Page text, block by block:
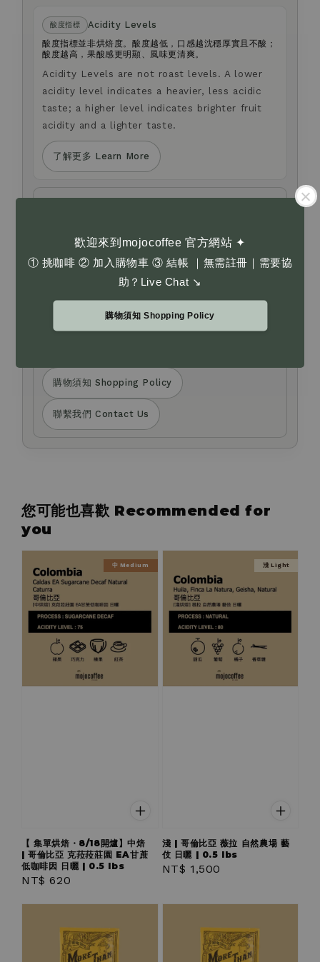
歡迎來到mojocoffee 官方網站 ✦
① 挑咖啡 ② 加入購物車 ③ 結帳 ｜無需註冊｜需要協
助？Live Chat ↘
購物須知 Shopping Policy
酸度指標
Acidity Levels
酸度指標並非烘焙度。酸度越低，口感越沈穩厚實且不酸；
酸度越高，果酸感更明顯、風味更清爽。
Acidity Levels are not roast levels. A lower
acidity level indicates a heavier, less acidic
taste; a higher level indicates brighter fruit
acidity and a lighter taste.
了解更多 Learn More
如您對商品選購，或有任何疑問，歡迎透過官網右下角
Live Chat 留言與我們聯繫。
We will never contact you by phone or SMS
to request changes to your payment method.
If you have any questions about product
selection or need assistance, please leave us
a message via the Live Chat at the bottom
購物須知 Shopping Policy
聯繫我們 Contact Us
您可能也喜歡 Recommended for
you
中 Medium
【 集單烘焙・8/18開爐】中焙
| 哥倫比亞 克菈菈莊園 EA甘蔗
低咖啡因 日曬 | 0.5 lbs
Regular
NT$ 620
淺 Light
淺 | 哥倫比亞 薇拉 自然農場 藝
伎 日曬 | 0.5 lbs
Regular
NT$ 1,500